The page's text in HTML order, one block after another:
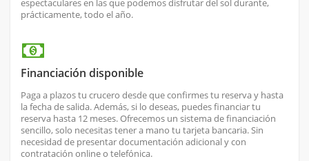
espectaculares en las que podemos disfrutar del sol durante,
prácticamente, todo el año.
Financiación disponible
Paga a plazos tu crucero desde que confirmes tu reserva y hasta
la fecha de salida. Además, si lo deseas, puedes financiar tu
reserva hasta 12 meses. Ofrecemos un sistema de financiación
sencillo, solo necesitas tener a mano tu tarjeta bancaria. Sin
necesidad de presentar documentación adicional y con
contratación online o telefónica.